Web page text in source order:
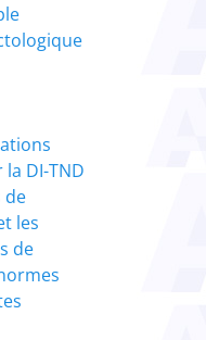
DI-TND
de
les
de